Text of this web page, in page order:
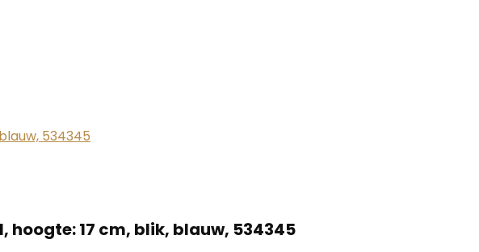
17 cm, blik, blauw, 534345